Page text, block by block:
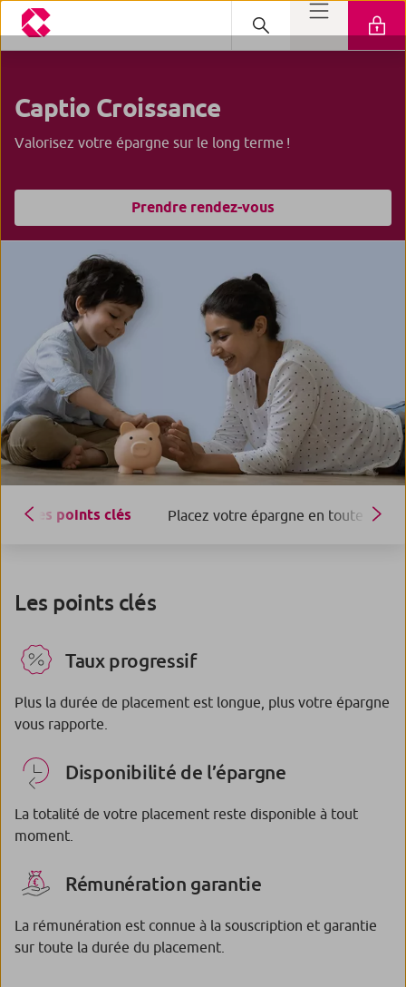
Captio Croissance
Valorisez votre épargne sur le long terme !
Prendre rendez-vous
Les points clés Placez votre épargne en toute
Les points clés
Taux progressif
Plus la durée de placement est longue, plus votre épargne
vous rapporte.
Disponibilité de l’épargne
La totalité de votre placement reste disponible à tout
moment.
Rémunération garantie
La rémunération est connue à la souscription et garantie
sur toute la durée du placement.